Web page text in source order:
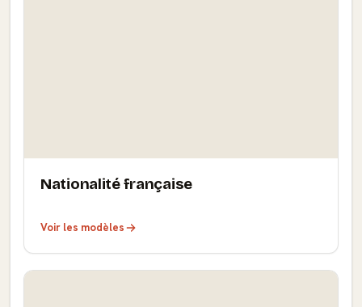
Nationalité française
Voir les modèles